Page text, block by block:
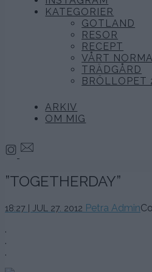
KATEGORIER
GOTLAND
RESOR
RECEPT
VÅRT
TRÄDGÅRD
BRÖLLOPET
ARKIV
OM MIG
”TOGETHERDAY”
18:27 | JUL 27. 2012 Petra Admin
.
.
.